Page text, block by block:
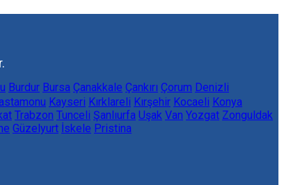
Burdur Bursa Çanakkale Çankırı Çorum Denizli
Kayseri Kırklareli Kırşehir Kocaeli Konya
Trabzon Tunceli Şanlıurfa Uşak Van Yozgat Zonguldak
Güzelyurt İskele Pristina